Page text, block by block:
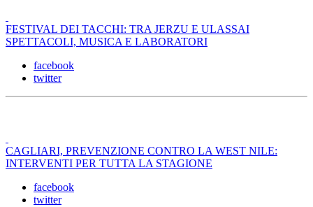
FESTIVAL DEI TACCHI: TRA JERZU E ULASSAI
SPETTACOLI, MUSICA E LABORATORI
facebook
twitter
CAGLIARI, PREVENZIONE CONTRO LA WEST NILE:
INTERVENTI PER TUTTA LA STAGIONE
facebook
twitter